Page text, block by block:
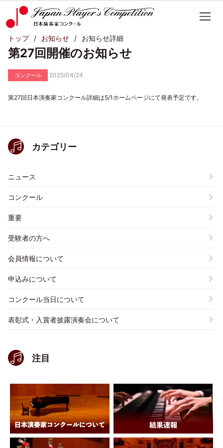
トップ お知らせ お知らせ詳細
第27回開催のお知らせ
コンクール 2025/04/24
第27回日本演奏家コンクール詳細は5/1ホームページにて発表予定です。
カテゴリー
ニュース
コンクール
重要
受験者の方へ
会員情報について
申込みについて
コンクール当日について
表彰式・入賞者披露演奏会について
注目